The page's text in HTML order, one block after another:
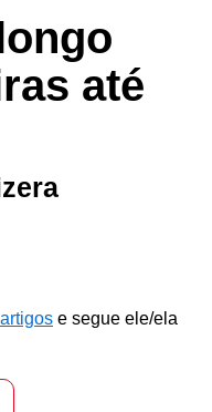
até
e segue ele/ela